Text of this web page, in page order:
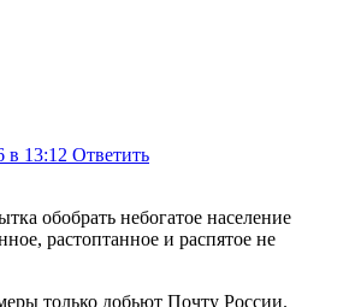
в 13:12 Ответить
обобрать небогатое население
растоптанное и распятое не
только добьют Почту России.